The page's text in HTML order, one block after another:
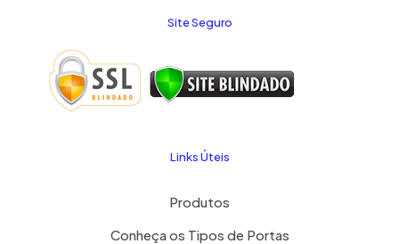
Site Seguro
Links Úteis
Produtos
Conheça os Tipos de Portas